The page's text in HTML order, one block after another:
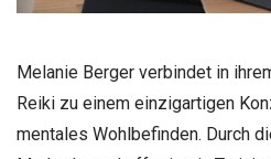
Melanie Berger verbindet in
Reiki zu einem einzigartigen
mentales Wohlbefinden. Durch